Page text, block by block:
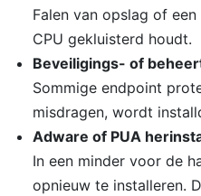
Falen van opslag of
CPU gekluisterd houdt.
Beveiligings- of
Sommige endpoint
misdragen, wordt
Adware of PUA
In een minder voor de
opnieuw te installeren.